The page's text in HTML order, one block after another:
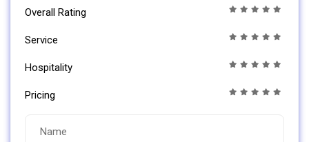
Overall Rating
Service
Hospitality
Pricing